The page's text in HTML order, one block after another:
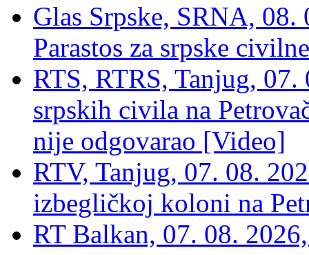
Glas Srpske, SRNA,
Parastos za srpske
RTS, RTRS, Tanjug,
srpskih civila na
nije odgovarao [Video]
RTV, Tanjug, 07. 08.
izbegličkoj koloni na
RT Balkan, 07. 08.